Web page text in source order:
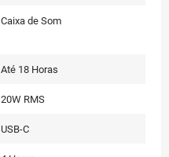
Caixa de Som
Até 18 Horas
20W RMS
USB-C